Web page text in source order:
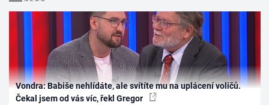
Vondra: Babiše nehlídáte, ale svítíte mu na uplácení voličů.
Čekal jsem od vás víc, řekl Gregor